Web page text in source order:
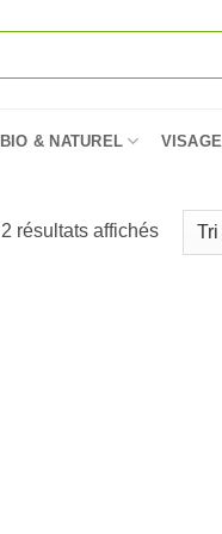
BIO & NATUREL VISAGE
2 résultats affichésTrié
par